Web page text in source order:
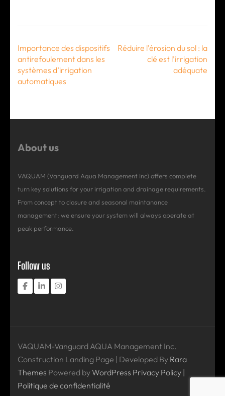
Post
navigation
Importance des dispositifs
antirefoulement dans les
systèmes d’irrigation
automatiques
Réduire l’érosion du sol : la
clé est l’irrigation
adéquate
About us
VAQUAM (Vanguard Aqua Management Inc) offers complete
turn key solutions for your irrigation and drainage requirements.
From concept to closure and seasonal maintanance
management; we ensure your system will always operate at
peak performance.
Follow us
VAQUAM-Vanguard AQUA Management Inc.
Construction Landing Page | Developed By Rara
Themes Powered byWordPress Privacy Policy |
Politique de confidentialité